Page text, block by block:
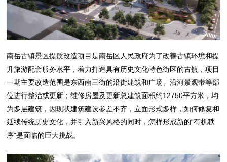
南岳古镇景区提质改造项目是南岳区人民政府为了改善古镇环境和提
升旅游配套服务水平，着力打造具有历史文化特色街区的古镇，项目
一期主要改造范围是东西南三街的沿街建筑和广场、沿河景观带等部
位进行整治或更新；维修房屋及更新总建筑面积约12750平方米，均
为多层建筑，因现状建筑建设参差不齐，立面形式多样，如何修复和
延续传统历史文化，并引入新兴风格的同时，怎样形成新的“有机秩
序”是面临的巨大挑战。